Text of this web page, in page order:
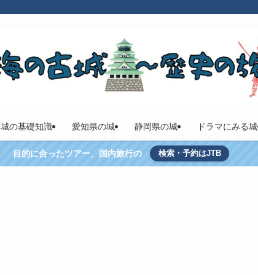
城の基礎知識 愛知県の城 静岡県の城 ドラマにみる城
目的に合ったツアー、国内旅行の 検索・予約はJTB